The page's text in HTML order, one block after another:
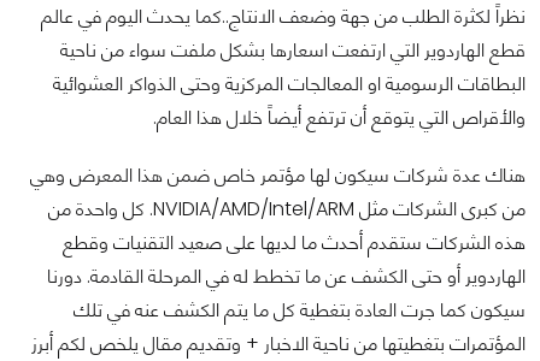
نظراً لكثرة الطلب من جهة وضعف الانتاج..كما يحدث اليوم في عالم
قطع الهاردوير التي ارتفعت اسعارها بشكل ملفت سواء من ناحية
البطاقات الرسومية او المعالجات المركزية وحتى الذواكر العشوائية
والأقراص التي يتوقع أن ترتفع أيضاً خلال هذا العام.
هناك عدة شركات سيكون لها مؤتمر خاص ضمن هذا المعرض وهي
من كبرى الشركات مثل NVIDIA/AMD/Intel/ARM. كل واحدة من
هذه الشركات ستقدم أحدث ما لديها على صعيد التقنيات وقطع
الهاردوير أو حتى الكشف عن ما تخطط له في المرحلة القادمة. دورنا
سيكون كما جرت العادة بتغطية كل ما يتم الكشف عنه في تلك
المؤتمرات بتغطيتها من ناحية الاخبار + وتقديم مقال يلخص لكم أبرز